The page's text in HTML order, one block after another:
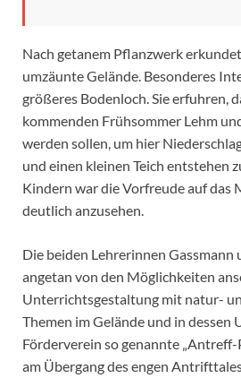
Nach getanem Pflanzwerk
umzäunte Gelände. Besonderes
größeres Bodenloch. Sie erfuhren,
kommenden Frühsommer Lehm
werden sollen, um hier
und einen kleinen Teich entstehen
Kindern war die Vorfreude auf das
deutlich anzusehen.
Die beiden Lehrerinnen Gassmann
angetan von den Möglichkeiten
Unterrichtsgestaltung mit natur-
Themen im Gelände und in dessen
Förderverein so genannte
am Übergang des engen